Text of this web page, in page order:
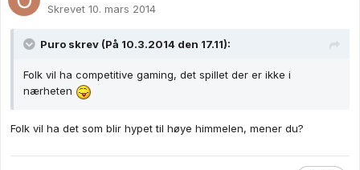
Skrevet 10. mars 2014
Puro skrev (På 10.3.2014 den 17.11):
Folk vil ha competitive gaming, det spillet der er ikke i
nærheten
Folk vil ha det som blir hypet til høye himmelen, mener du?